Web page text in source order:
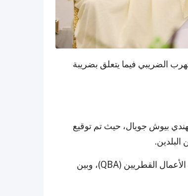
الضريبي فيما يتعلق بضريبة
بيوش جويال، حيث تم توقيع
وجاءت مذكرات التفاهم بين اتحاد الصناعة الهندية (CII) وجمعية رجال الأعمال القطريين (QBA)، وبين